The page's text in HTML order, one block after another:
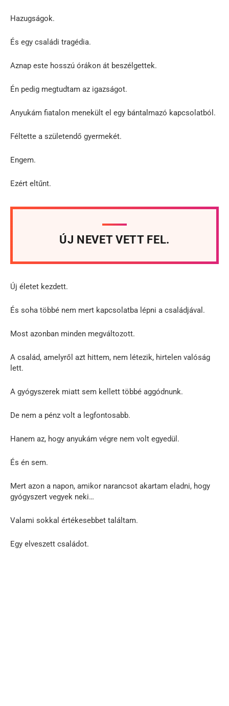
Hazugságok.
És egy családi tragédia.
Aznap este hosszú órákon át beszélgettek.
Én pedig megtudtam az igazságot.
Anyukám fiatalon menekült el egy bántalmazó kapcsolatból.
Féltette a születendő gyermekét.
Engem.
Ezért eltűnt.
ÚJ NEVET VETT FEL.
Új életet kezdett.
És soha többé nem mert kapcsolatba lépni a családjával.
Most azonban minden megváltozott.
A család, amelyről azt hittem, nem létezik, hirtelen valóság
lett.
A gyógyszerek miatt sem kellett többé aggódnunk.
De nem a pénz volt a legfontosabb.
Hanem az, hogy anyukám végre nem volt egyedül.
És én sem.
Mert azon a napon, amikor narancsot akartam eladni, hogy
gyógyszert vegyek neki…
Valami sokkal értékesebbet találtam.
Egy elveszett családot.